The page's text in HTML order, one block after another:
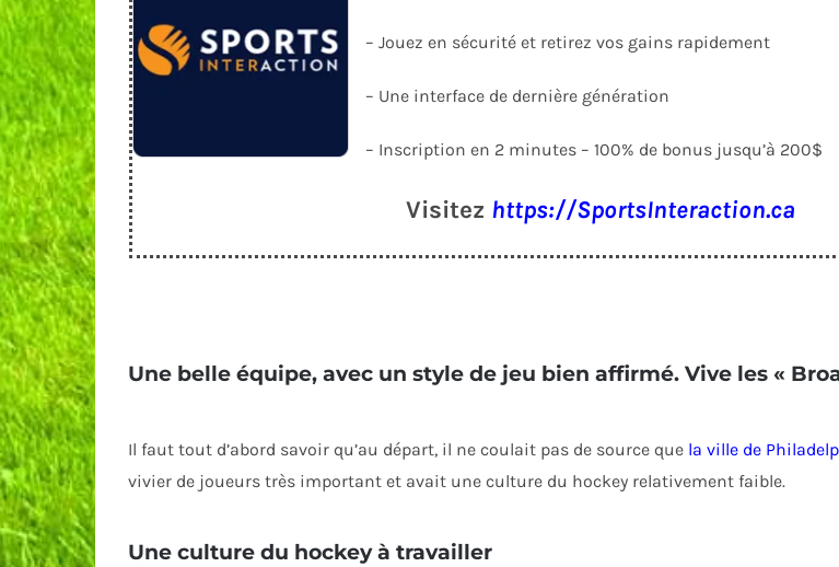
– Jouez en sécurité et retirez vos gains rapidement
– Une interface de dernière génération
– Inscription en 2 minutes – 100% de bonus jusqu’à 200$
Visitez https://SportsInteraction.ca
Une belle équipe, avec un style de jeu bien affirmé. Vive les «
Il faut tout d’abord savoir qu’au départ, il ne coulait pas de source que la ville de
vivier de joueurs très important et avait une culture du hockey relativement faible.
Une culture du hockey à travailler